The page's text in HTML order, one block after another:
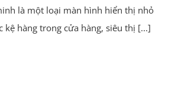
là một loại màn hình hiển thị nhỏ
kệ hàng trong cửa hàng, siêu thị [...]